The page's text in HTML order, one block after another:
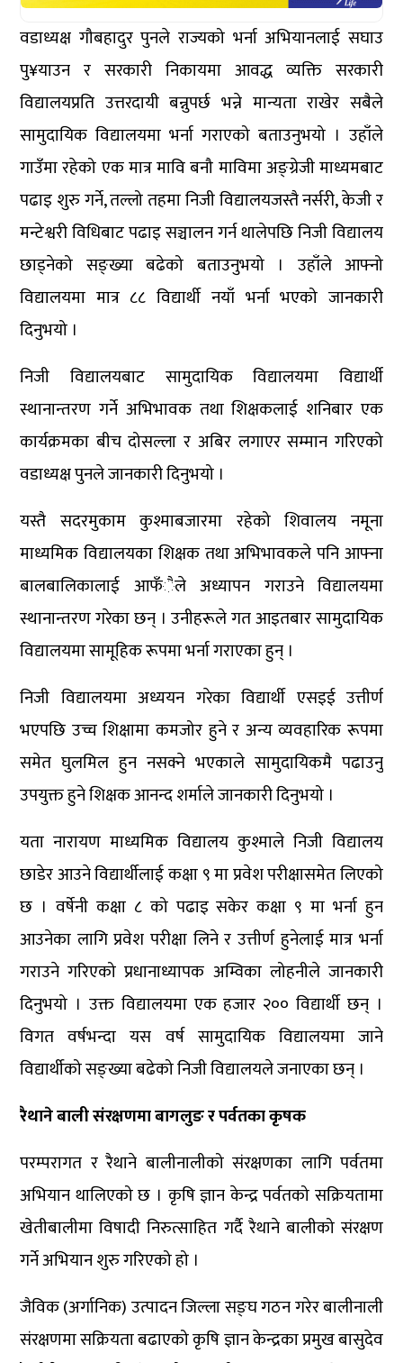
वडाध्यक्ष गौबहादुर पुनले राज्यको भर्ना अभियानलाई सघाउ
पु¥याउन र सरकारी निकायमा आवद्ध व्यक्ति सरकारी
विद्यालयप्रति उत्तरदायी बन्नुपर्छ भन्ने मान्यता राखेर सबैले
सामुदायिक विद्यालयमा भर्ना गराएको बताउनुभयो । उहाँले
गाउँमा रहेको एक मात्र मावि बनौ माविमा अङ्ग्रेजी माध्यमबाट
पढाइ शुरु गर्ने, तल्लो तहमा निजी विद्यालयजस्तै नर्सरी, केजी र
मन्टेश्वरी विधिबाट पढाइ सञ्चालन गर्न थालेपछि निजी विद्यालय
छाड्नेको सङ्ख्या बढेको बताउनुभयो । उहाँले आफ्नो
विद्यालयमा मात्र ८८ विद्यार्थी नयाँ भर्ना भएको जानकारी
दिनुभयो ।
निजी विद्यालयबाट सामुदायिक विद्यालयमा विद्यार्थी
स्थानान्तरण गर्ने अभिभावक तथा शिक्षकलाई शनिबार एक
कार्यक्रमका बीच दोसल्ला र अबिर लगाएर सम्मान गरिएको
वडाध्यक्ष पुनले जानकारी दिनुभयो ।
यस्तै सदरमुकाम कुश्माबजारमा रहेको शिवालय नमूना
माध्यमिक विद्यालयका शिक्षक तथा अभिभावकले पनि आफ्ना
बालबालिकालाई आफँैले अध्यापन गराउने विद्यालयमा
स्थानान्तरण गरेका छन् । उनीहरूले गत आइतबार सामुदायिक
विद्यालयमा सामूहिक रूपमा भर्ना गराएका हुन् ।
निजी विद्यालयमा अध्ययन गरेका विद्यार्थी एसइई उत्तीर्ण
भएपछि उच्च शिक्षामा कमजोर हुने र अन्य व्यवहारिक रूपमा
समेत घुलमिल हुन नसक्ने भएकाले सामुदायिकमै पढाउनु
उपयुक्त हुने शिक्षक आनन्द शर्माले जानकारी दिनुभयो ।
यता नारायण माध्यमिक विद्यालय कुश्माले निजी विद्यालय
छाडेर आउने विद्यार्थीलाई कक्षा ९ मा प्रवेश परीक्षासमेत लिएको
छ । वर्षेनी कक्षा ८ को पढाइ सकेर कक्षा ९ मा भर्ना हुन
आउनेका लागि प्रवेश परीक्षा लिने र उत्तीर्ण हुनेलाई मात्र भर्ना
गराउने गरिएको प्रधानाध्यापक अम्विका लोहनीले जानकारी
दिनुभयो । उक्त विद्यालयमा एक हजार २०० विद्यार्थी छन् ।
विगत वर्षभन्दा यस वर्ष सामुदायिक विद्यालयमा जाने
विद्यार्थीको सङ्ख्या बढेको निजी विद्यालयले जनाएका छन् ।
रैथाने बाली संरक्षणमा बागलुङ र पर्वतका कृषक
परम्परागत र रैथाने बालीनालीको संरक्षणका लागि पर्वतमा
अभियान थालिएको छ । कृषि ज्ञान केन्द्र पर्वतको सक्रियतामा
खेतीबालीमा विषादी निरुत्साहित गर्दै रैथाने बालीको संरक्षण
गर्ने अभियान शुरु गरिएको हो ।
जैविक (अर्गानिक) उत्पादन जिल्ला सङ्घ गठन गरेर बालीनाली
संरक्षणमा सक्रियता बढाएको कृषि ज्ञान केन्द्रका प्रमुख बासुदेव